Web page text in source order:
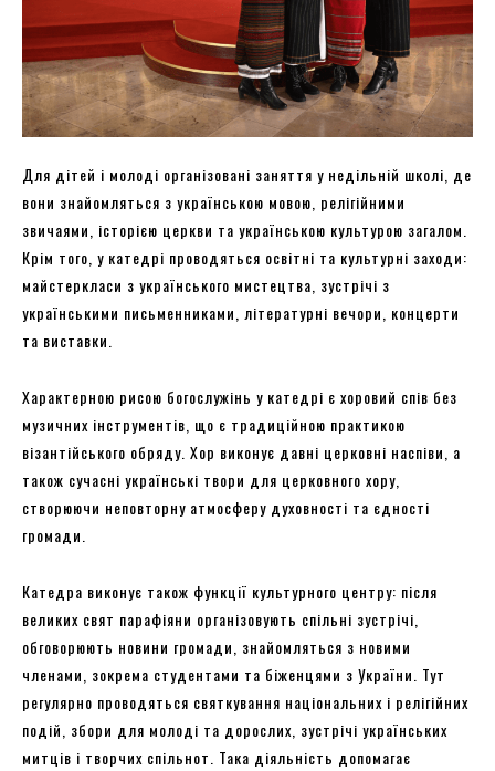
Для дітей і молоді організовані заняття у недільній школі, де
вони знайомляться з українською мовою, релігійними
звичаями, історією церкви та українською культурою загалом.
Крім того, у катедрі проводяться освітні та культурні заходи:
майстеркласи з українського мистецтва, зустрічі з
українськими письменниками, літературні вечори, концерти
та виставки.
Характерною рисою богослужінь у катедрі є хоровий спів без
музичних інструментів, що є традиційною практикою
візантійського обряду. Хор виконує давні церковні наспіви, а
також сучасні українські твори для церковного хору,
створюючи неповторну атмосферу духовності та єдності
громади.
Катедра виконує також функції культурного центру: після
великих свят парафіяни організовують спільні зустрічі,
обговорюють новини громади, знайомляться з новими
членами, зокрема студентами та біженцями з України. Тут
регулярно проводяться святкування національних і релігійних
подій, збори для молоді та дорослих, зустрічі українських
митців і творчих спільнот. Така діяльність допомагає